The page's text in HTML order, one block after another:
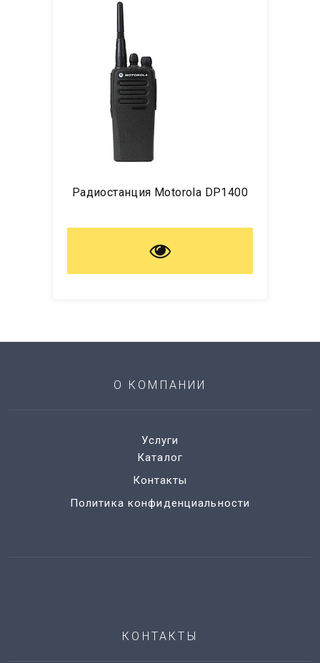
Радиостанция Motorola DP1400
О КОМПАНИИ
Услуги
Каталог
Контакты
Политика конфиденциальности
КОНТАКТЫ